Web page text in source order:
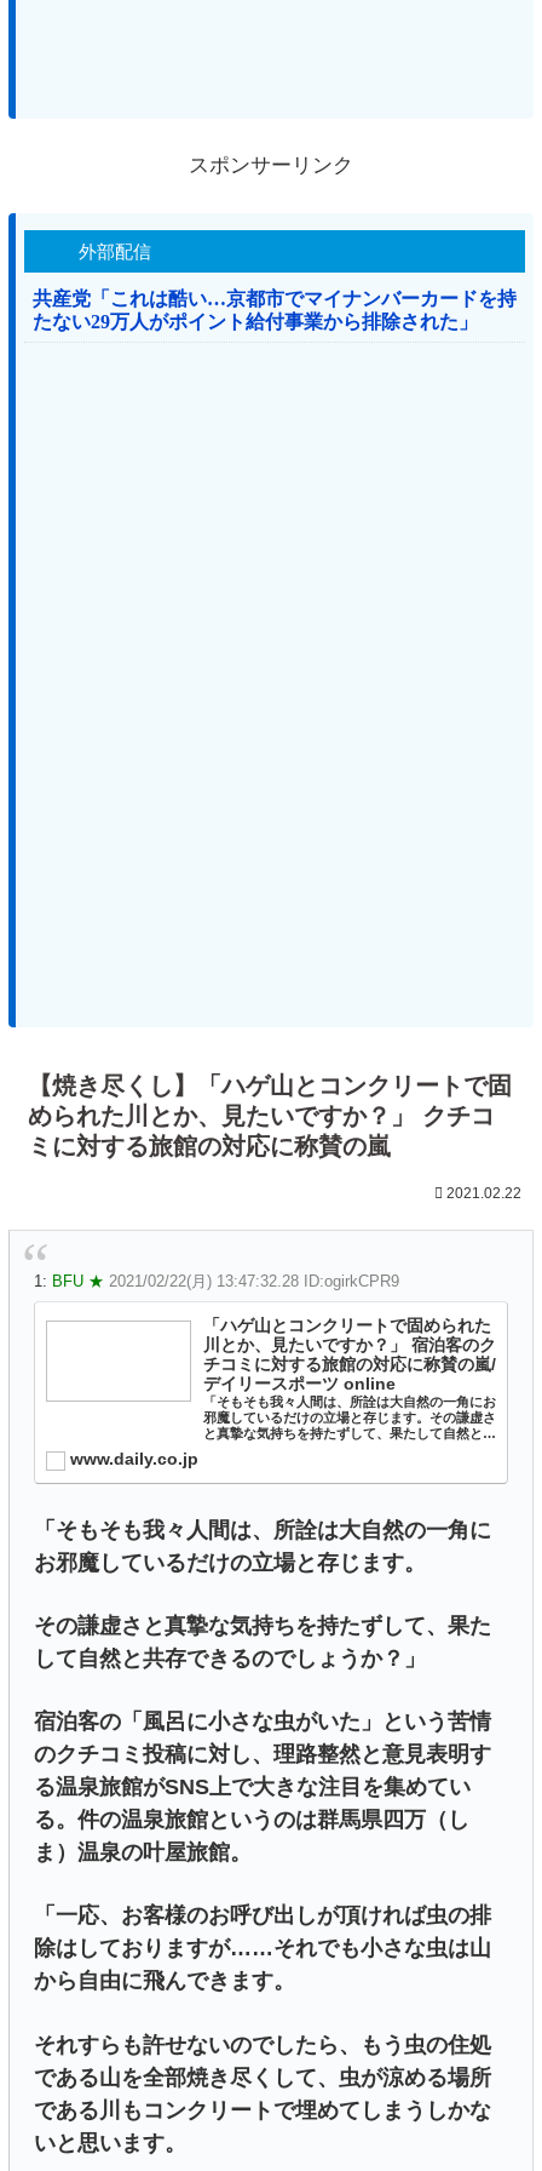
スポンサーリンク
外部配信
共産党「これは酷い…京都市でマイナンバーカードを持
たない29万人がポイント給付事業から排除された」
【焼き尽くし】「ハゲ山とコンクリートで固
められた川とか、見たいですか？」 クチコ
ミに対する旅館の対応に称賛の嵐
2021.02.22
1: BFU ★ 2021/02/22(月) 13:47:32.28 ID:ogirkCPR9
「ハゲ山とコンクリートで固められた
川とか、見たいですか？」 宿泊客のク
チコミに対する旅館の対応に称賛の嵐/
デイリースポーツ online
「そもそも我々人間は、所詮は大自然の一角にお
邪魔しているだけの立場と存じます。その謙虚さ
と真摯な気持ちを持たずして、果たして自然と共
www.daily.co.jp
「そもそも我々人間は、所詮は大自然の一角に
お邪魔しているだけの立場と存じます。
その謙虚さと真摯な気持ちを持たずして、果た
して自然と共存できるのでしょうか？」
宿泊客の「風呂に小さな虫がいた」という苦情
のクチコミ投稿に対し、理路整然と意見表明す
る温泉旅館がSNS上で大きな注目を集めてい
る。件の温泉旅館というのは群馬県四万（し
ま）温泉の叶屋旅館。
「一応、お客様のお呼び出しが頂ければ虫の排
除はしておりますが……それでも小さな虫は山
から自由に飛んできます。
それすらも許せないのでしたら、もう虫の住処
である山を全部焼き尽くして、虫が涼める場所
である川もコンクリートで埋めてしまうしかな
いと思います。